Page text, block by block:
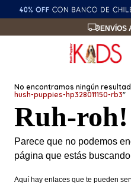
ENVÍOS
No encontramos ningún
hush-puppies-hp328011150-rb3"
Ruh-roh!
Parece que no podemos
página que estás
Aquí hay enlaces que te pueden